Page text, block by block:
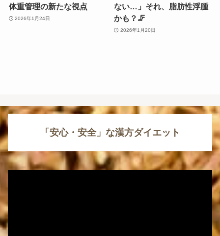
体重管理の新たな視点
2026年1月24日
ない…」それ、脂肪性浮腫
かも？🦵
2026年1月20日
「安心・安全」な漢方ダイエット